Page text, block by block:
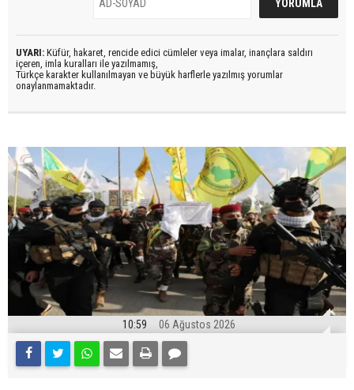
UYARI: Küfür, hakaret, rencide edici cümleler veya imalar, inançlara saldırı
içeren, imla kuralları ile yazılmamış,
Türkçe karakter kullanılmayan ve büyük harflerle yazılmış yorumlar
onaylanmamaktadır.
10:59 06 Ağustos 2026